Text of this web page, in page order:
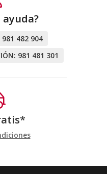
ayuda?
981 482 904
981 481 301